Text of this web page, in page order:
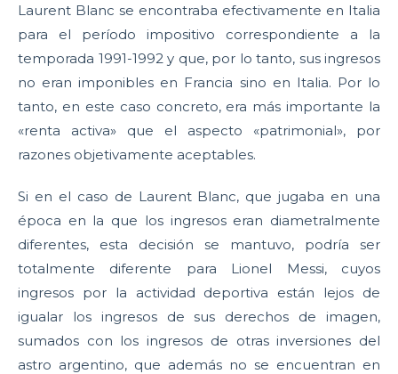
Laurent Blanc se encontraba efectivamente en Italia
para el período impositivo correspondiente a la
temporada 1991-1992 y que, por lo tanto, sus ingresos
no eran imponibles en Francia sino en Italia. Por lo
tanto, en este caso concreto, era más importante la
«renta activa» que el aspecto «patrimonial», por
razones objetivamente aceptables.
Si en el caso de Laurent Blanc, que jugaba en una
época en la que los ingresos eran diametralmente
diferentes, esta decisión se mantuvo, podría ser
totalmente diferente para Lionel Messi, cuyos
ingresos por la actividad deportiva están lejos de
igualar los ingresos de sus derechos de imagen,
sumados con los ingresos de otras inversiones del
astro argentino, que además no se encuentran en